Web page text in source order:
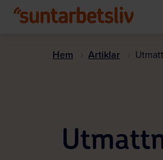
Hem Artiklar